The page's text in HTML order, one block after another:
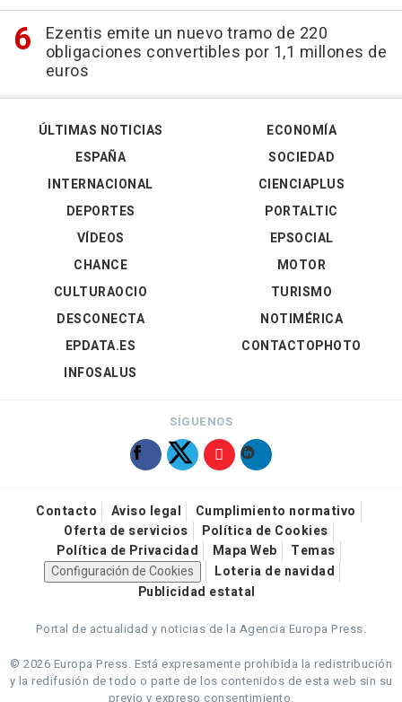
Ezentis emite un nuevo tramo de 220
obligaciones convertibles por 1,1 millones de
euros
ÚLTIMAS NOTICIAS
ESPAÑA
INTERNACIONAL
DEPORTES
VÍDEOS
ECONOMÍA
SOCIEDAD
CIENCIAPLUS
PORTALTIC
EPSOCIAL
CHANCE
CULTURAOCIO
DESCONECTA
EPDATA.ES
INFOSALUS
MOTOR
TURISMO
NOTIMÉRICA
CONTACTOPHOTO
SÍGUENOS
Contacto Aviso legal
Cumplimiento normativo
Oferta de servicios
Política de Cookies
Política de Privacidad
Mapa Web
Temas
Configuración de Cookies
Loteria de navidad
Publicidad estatal
Portal de actualidad y noticias de la Agencia Europa Press.
© 2026 Europa Press. Está expresamente prohibida la redistribución
y la redifusión de todo o parte de los contenidos de esta web sin su
previo y expreso consentimiento.